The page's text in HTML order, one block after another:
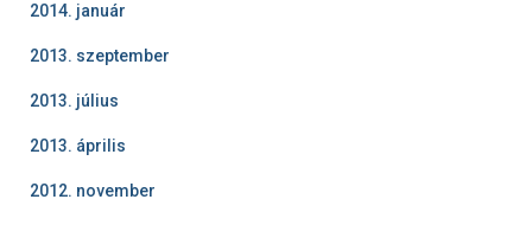
2014. január
2013. szeptember
2013. július
2013. április
2012. november